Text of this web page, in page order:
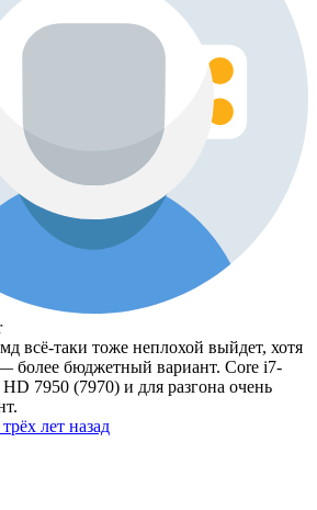
всё-таки тоже неплохой выйдет, хотя
бюджетный вариант. Core i7-
7950 (7970) и для разгона очень
лет назад